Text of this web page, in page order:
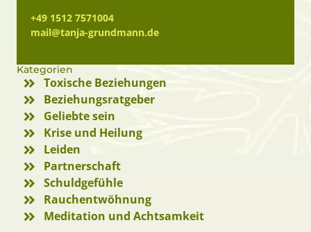
+49 1512 7571004
mail@tanja-grundmann.de
Kategorien
Toxische Beziehungen
Beziehungsratgeber
Geliebte sein
Krise und Heilung
Leiden
Partnerschaft
Schuldgefühle
Rauchentwöhnung
Meditation und Achtsamkeit